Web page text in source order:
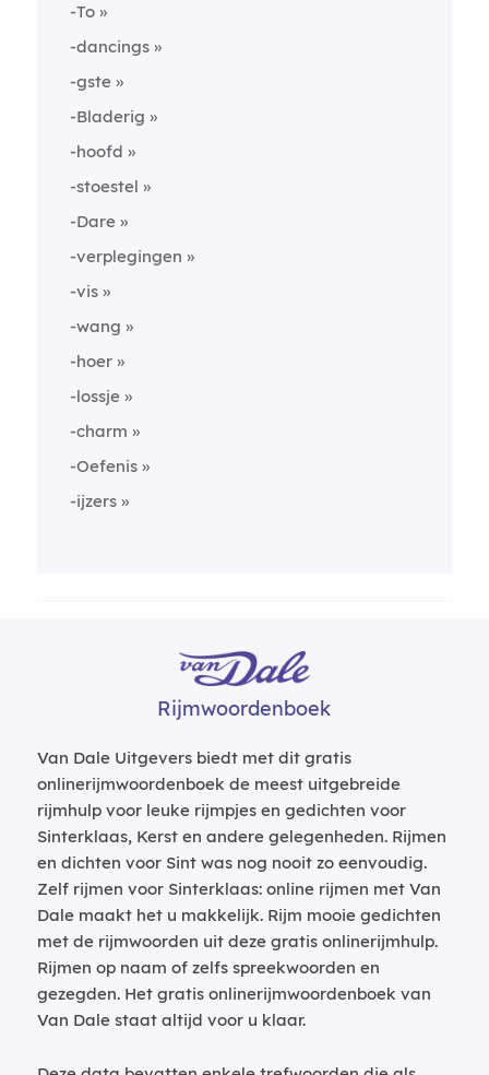
-To
-dancings
-gste
-Bladerig
-hoofd
-stoestel
-Dare
-verplegingen
-vis
-wang
-hoer
-lossje
-charm
-Oefenis
-ijzers
Rijmwoordenboek
Van Dale Uitgevers biedt met dit gratis
onlinerijmwoordenboek de meest uitgebreide
rijmhulp voor leuke rijmpjes en gedichten voor
Sinterklaas, Kerst en andere gelegenheden. Rijmen
en dichten voor Sint was nog nooit zo eenvoudig.
Zelf rijmen voor Sinterklaas: online rijmen met Van
Dale maakt het u makkelijk. Rijm mooie gedichten
met de rijmwoorden uit deze gratis onlinerijmhulp.
Rijmen op naam of zelfs spreekwoorden en
gezegden. Het gratis onlinerijmwoordenboek van
Van Dale staat altijd voor u klaar.